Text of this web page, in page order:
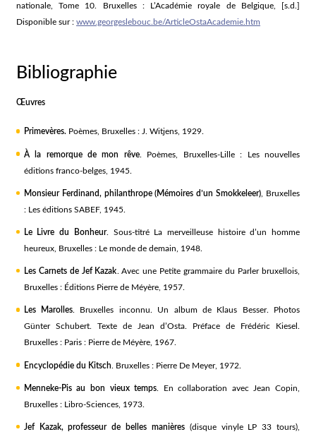
nationale, Tome 10. Bruxelles : L’Académie royale de Belgique, [s.d.]
Disponible sur :www.georgeslebouc.be/ArticleOstaAcademie.htm
Bibliographie
Œuvres
Primevères.Poèmes, Bruxelles : J. Witjens, 1929.
À la remorque de mon rêve. Poèmes, Bruxelles-Lille : Les nouvelles
éditions franco-belges, 1945.
Monsieur Ferdinand, philanthrope (Mémoires d’un Smokkeleer) , Bruxelles
: Les éditions SABEF, 1945.
Le Livre du Bonheur. Sous-titré La merveilleuse histoire d’un homme
heureux, Bruxelles : Le monde de demain, 1948.
Les Carnets de Jef Kazak. Avec une Petite grammaire du Parler bruxellois,
Bruxelles : Éditions Pierre de Méyère, 1957.
Les Marolles. Bruxelles inconnu. Un album de Klaus Besser. Photos
Günter Schubert. Texte de Jean d’Osta. Préface de Frédéric Kiesel.
Bruxelles : Paris : Pierre de Méyère, 1967.
Encyclopédie du Kitsch. Bruxelles : Pierre De Meyer, 1972.
Menneke-Pis au bon vieux temps. En collaboration avec Jean Copin,
Bruxelles : Libro-Sciences, 1973.
Jef Kazak, professeur de belles manières (disque vinyle LP 33 tours),